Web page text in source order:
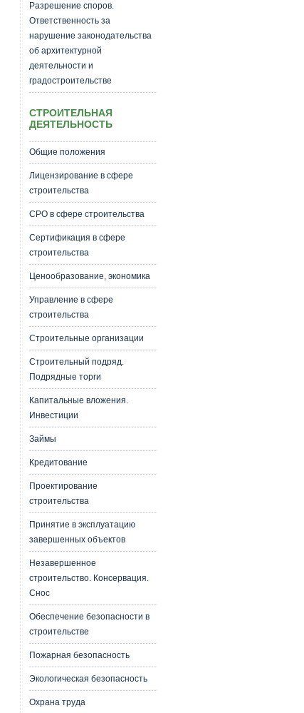
Разрешение споров.
Ответственность за
нарушение законодательства
об архитектурной
деятельности и
градостроительстве
СТРОИТЕЛЬНАЯ
ДЕЯТЕЛЬНОСТЬ
Общие положения
Лицензирование в сфере
строительства
СРО в сфере строительства
Сертификация в сфере
строительства
Ценообразование, экономика
Управление в сфере
строительства
Строительные организации
Строительный подряд.
Подрядные торги
Капитальные вложения.
Инвестиции
Займы
Кредитование
Проектирование
строительства
Принятие в эксплуатацию
завершенных объектов
Незавершенное
строительство. Консервация.
Снос
Обеспечение безопасности в
строительстве
Пожарная безопасность
Экологическая безопасность
Охрана труда